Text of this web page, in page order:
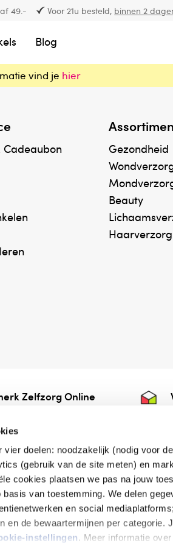
vier doelen: noodzakelijk (nodig voor
(gebruik van de site meten) en
cookies plaatsen we pas na jouw
van toestemming. We delen
en social
en de bewaartermijnen per categorie.
instellingen. Meer informatie
49.- Voor 21u besteld, binnen 2
Blog
vind je hier
Gezondheid
Beauty
Zelfzorg Online
de
Disclaimer